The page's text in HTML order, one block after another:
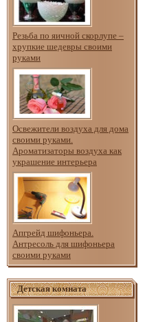
Резьба по яичной скорлупе –
хрупкие шедевры своими
руками
Освежители воздуха для дома
своими руками.
Ароматизаторы воздуха как
украшение интерьера
Апгрейд шифоньера.
Антресоль для шифоньера
своими руками
Детская комната